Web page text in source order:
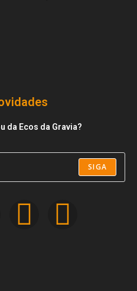
da Ecos da Gravia?
SIGA